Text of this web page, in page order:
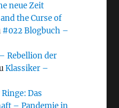
neue Zeit
the Curse of
#022 Blogbuch –
Rebellion der
Klassiker –
Das